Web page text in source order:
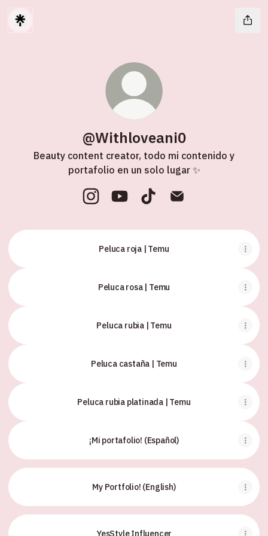
@Withloveani0
Beauty content creator, todo mi contenido y
portafolio en un solo lugar ✨
Peluca roja | Temu
Peluca rosa | Temu
Peluca rubia | Temu
Peluca castaña | Temu
Peluca rubia platinada | Temu
¡Mi portafolio! (Español)
My Portfolio! (English)
YesStyle Influencer